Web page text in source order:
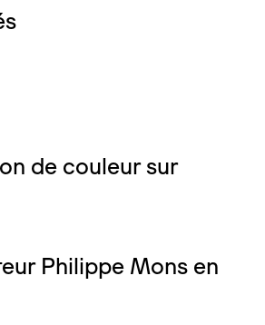
de couleur sur
Philippe Mons en